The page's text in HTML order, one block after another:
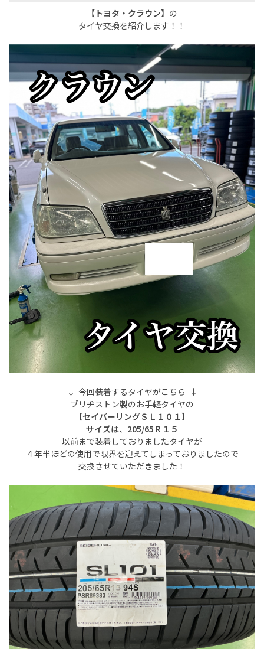
【トヨタ・クラウン】 の
タイヤ交換を紹介します！！
↓ 今回装着するタイヤがこちら ↓
ブリヂストン製のお手軽タイヤの
【セイバーリングＳＬ１０１】
サイズは、205/65Ｒ１５
以前まで装着しておりましたタイヤが
４年半ほどの使用で限界を迎えてしまっておりましたので
交換させていただきました！